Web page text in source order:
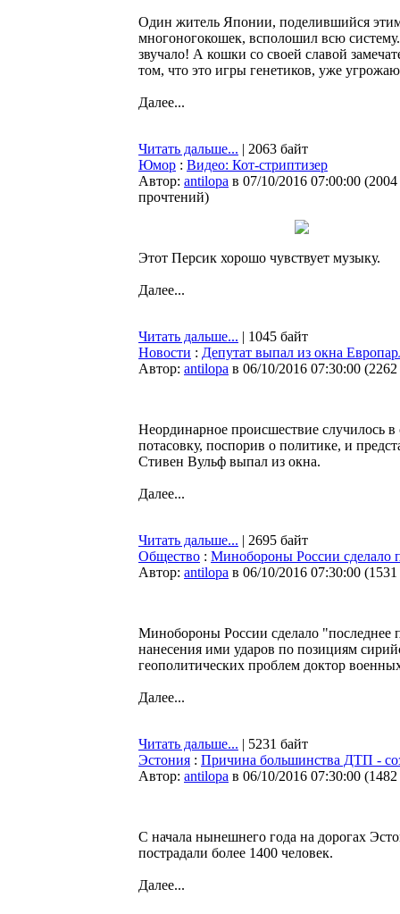
Один житель Японии, поделившийся
многоногокошек, всполошил всю
звучало! А кошки со своей славой
том, что это игры генетиков, уже
Далее...
Читать дальше... | 2063 байт
Юмор : Видео: Кот-стриптизер
Автор: antilopa в 07/10/2016 07:00:00 (2004
прочтений)
Этот Персик хорошо чувствует музыку.
Далее...
Читать дальше... | 1045 байт
Новости : Депутат выпал из окна
Автор: antilopa в 06/10/2016 07:30:00 (
Неординарное происшествие случилось
потасовку, поспорив о политике, и
Стивен Вульф выпал из окна.
Далее...
Читать дальше... | 2695 байт
Общество : Минобороны России
Автор: antilopa в 06/10/2016 07:30:00 (
Минобороны России сделало "последнее
нанесения ими ударов по позициям
геополитических проблем доктор
Далее...
Читать дальше... | 5231 байт
Эстония : Причина большинства ДТП -
Автор: antilopa в 06/10/2016 07:30:00 (
C начала нынешнего года на дорогах
пострадали более 1400 человек.
Далее...